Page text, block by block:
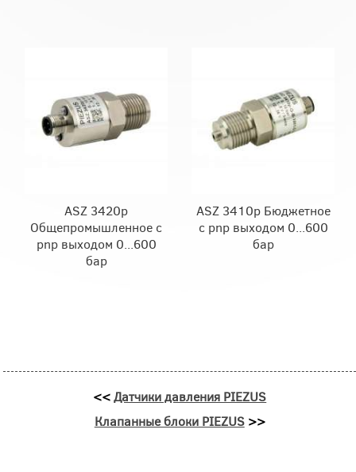
ASZ 3420p
Общепромышленное с
pnp выходом 0...600
бар
ASZ 3410p Бюджетное
с pnp выходом 0...600
бар
<<Датчики давления PIEZUS
Клапанные блоки PIEZUS>>